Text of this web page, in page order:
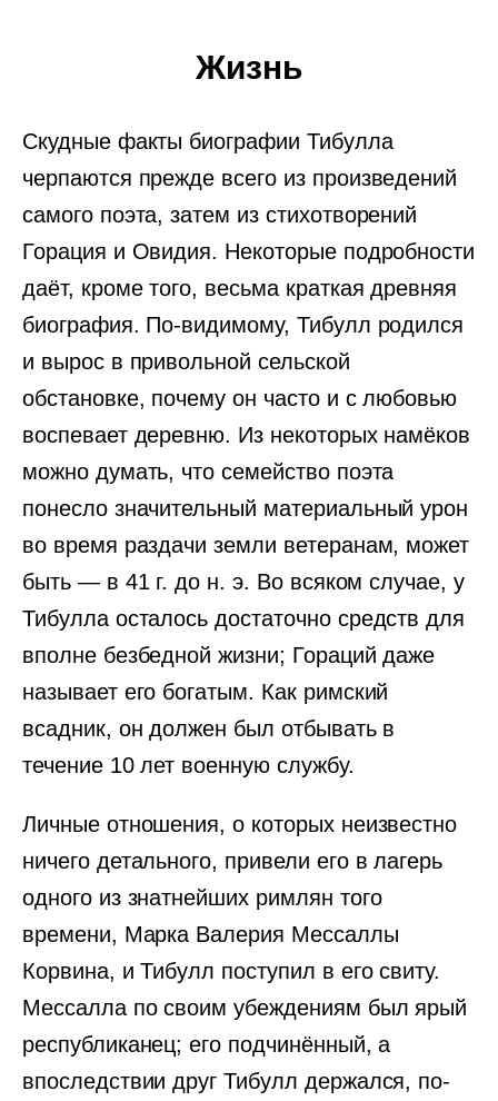
Жизнь
Скудные факты биографии Тибулла
черпаются прежде всего из произведений
самого поэта, затем из стихотворений
Горация и Овидия. Некоторые подробности
даёт, кроме того, весьма краткая древняя
биография. По-видимому, Тибулл родился
и вырос в привольной сельской
обстановке, почему он часто и с любовью
воспевает деревню. Из некоторых намёков
можно думать, что семейство поэта
понесло значительный материальный урон
во время раздачи земли ветеранам, может
быть — в 41 г. до н. э. Во всяком случае, у
Тибулла осталось достаточно средств для
вполне безбедной жизни; Гораций даже
называет его богатым. Как римский
всадник, он должен был отбывать в
течение 10 лет военную службу.
Личные отношения, о которых неизвестно
ничего детального, привели его в лагерь
одного из знатнейших римлян того
времени, Марка Валерия Мессаллы
Корвина, и Тибулл поступил в его свиту.
Мессалла по своим убеждениям был ярый
республиканец; его подчинённый, а
впоследствии друг Тибулл держался, по-